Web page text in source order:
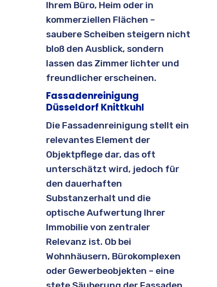
Ihrem Büro, Heim oder in
kommerziellen Flächen –
saubere Scheiben steigern nicht
bloß den Ausblick, sondern
lassen das Zimmer lichter und
freundlicher erscheinen.
Fassadenreinigung
Düsseldorf Knittkuhl
Die Fassadenreinigung stellt ein
relevantes Element der
Objektpflege dar, das oft
unterschätzt wird, jedoch für
den dauerhaften
Substanzerhalt und die
optische Aufwertung Ihrer
Immobilie von zentraler
Relevanz ist. Ob bei
Wohnhäusern, Bürokomplexen
oder Gewerbeobjekten – eine